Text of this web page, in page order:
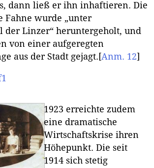
dann ließ er ihn inhaftieren. Die
Fahne wurde „unter
der Linzer“ heruntergeholt, und
von einer aufgeregten
aus der Stadt gejagt. [Anm. 12]
1923 erreichte zudem
eine dramatische
Wirtschaftskrise ihren
Höhepunkt. Die seit
1914 sich stetig